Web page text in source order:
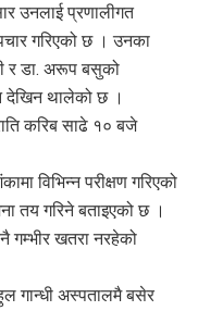
उनलाई प्रणालीगत
गरिएको छ । उनका
र डा. अरूप बसुको
देखिन थालेको छ ।
करिब साढे १० बजे
विभिन्न परीक्षण गरिएको
तय गरिने बताइएको छ ।
गम्भीर खतरा नरहेको
गान्धी अस्पतालमै बसेर